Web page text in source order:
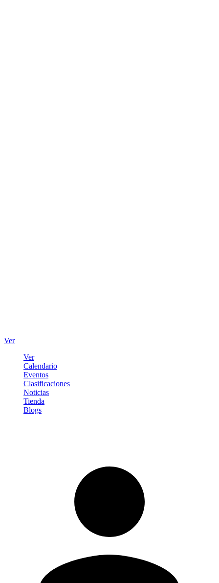
Ver
Ver
Calendario
Eventos
Clasificaciones
Noticias
Tienda
Blogs